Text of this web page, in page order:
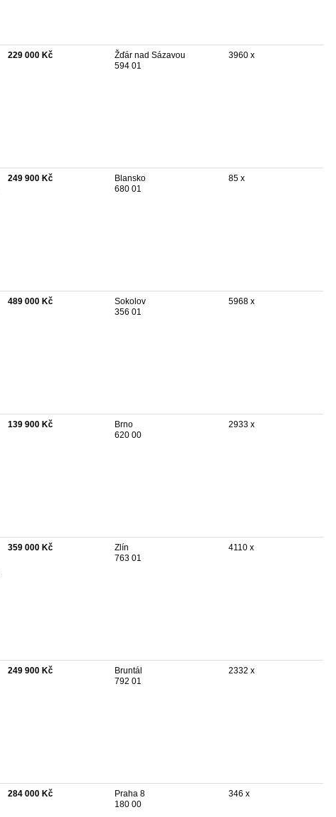
229 000 Kč
Žďár nad Sázavou
594 01
3960 x
249 900 Kč
Blansko
680 01
85 x
489 000 Kč
Sokolov
356 01
5968 x
139 900 Kč
Brno
620 00
2933 x
359 000 Kč
Zlín
763 01
4110 x
249 900 Kč
Bruntál
792 01
2332 x
284 000 Kč
Praha 8
180 00
346 x